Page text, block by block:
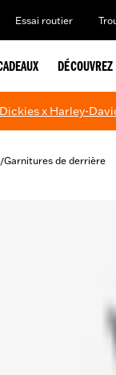
Essai routier
Dickies x Harley-
/Garnitures de derrière